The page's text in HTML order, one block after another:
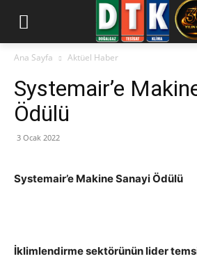
Ana Sayfa Aktüel Haber
Systemair’e
Ödülü
3 Ocak 2022
Systemair’e Makine Sanayi Ödülü
İklimlendirme sektörünün lider